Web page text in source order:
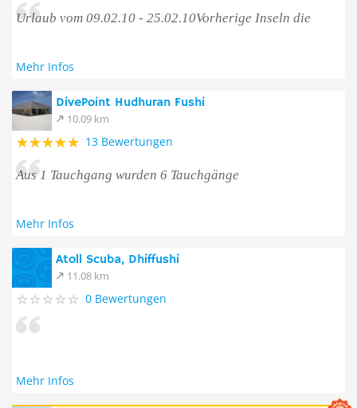
Urlaub vom 09.02.10 - 25.02.10Vorherige Inseln die
Mehr Infos
DivePoint Hudhuran Fushi
10.09 km
13 Bewertungen
Aus 1 Tauchgang wurden 6 Tauchgänge
Mehr Infos
Atoll Scuba, Dhiffushi
11.08 km
0 Bewertungen
Mehr Infos